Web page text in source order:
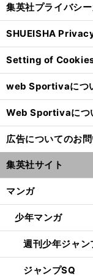
集英社プライバシ
SHUEISHA
Setting of
web Sportivaにつ
Web Sportivaにつ
広告についてのお
集英社サイト
マンガ
少年マンガ
週刊少年ジャン
ジャンプSQ